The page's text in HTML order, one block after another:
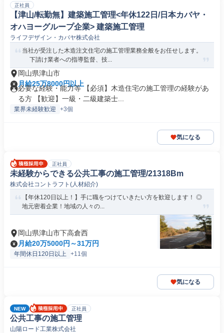
正社員
【津山/転勤無】建築施工管理<年休122日/日本カバヤ・
オハヨーグループ企業> 建築施工管理
ライフデザイン・カバヤ株式会社
当社が受注した木造注文住宅の施工管理業務全般をお任せします。
下請け業者への指導監督、技...
岡山県津山市
月給25万8000円以上
必要な経験・能力等 【必須】木造住宅の施工管理の経験があ
る方 【歓迎】一級・二級建築士...
業界未経験歓迎 +3個
気になる
正社員
未経験からできる公共工事の施工管理/21318Bm
株式会社コントラフト(人材紹介)
【年休120日以上！】手に職をつけていきたい方を歓迎します！ ◎
地元密着企業！地域の人々の...
岡山県津山市下高倉西
月給20万5000円～31万円
年間休日120日以上 +11個
気になる
NEW 正社員
公共工事の施工管理
山陽ロード工業株式会社